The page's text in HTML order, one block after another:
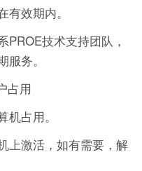
效期内。
PROE技术支持团队，
务。
占用
占用。
上激活，如有需要，解